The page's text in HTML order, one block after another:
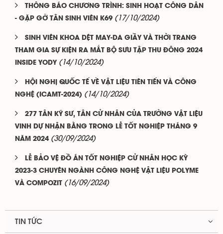
THÔNG BÁO CHƯƠNG TRÌNH: SINH HOẠT CÔNG DÂN
- GẶP GỠ TÂN SINH VIÊN K69 (17/10/2024)
SINH VIÊN KHOA DỆT MAY-DA GIẦY VÀ THỜI TRANG
THAM GIA SỰ KIỆN RA MẮT BỘ SƯU TẬP THU ĐÔNG 2024
INSIDE YODY (14/10/2024)
HỘI NGHỊ QUỐC TẾ VỀ VẬT LIỆU TIÊN TIẾN VÀ CÔNG
NGHỆ (ICAMT-2024) (14/10/2024)
277 TÂN KỸ SƯ, TÂN CỬ NHÂN CỦA TRƯỜNG VẬT LIỆU
VINH DỰ NHẬN BẰNG TRONG LỄ TỐT NGHIỆP THÁNG 9
NĂM 2024 (30/09/2024)
LỄ BẢO VỆ ĐỒ ÁN TỐT NGHIỆP CỬ NHÂN HỌC KỲ
2023-3 CHUYÊN NGÀNH CÔNG NGHỆ VẬT LIỆU POLYME
VÀ COMPOZIT (16/09/2024)
TIN TỨC